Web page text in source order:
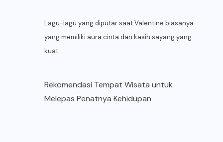
Lagu-lagu yang diputar saat Valentine biasanya
yang memiliki aura cinta dan kasih sayang yang
kuat.
Rekomendasi Tempat Wisata untuk
Melepas Penatnya Kehidupan